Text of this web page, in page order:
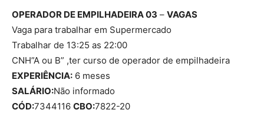
OPERADOR DE EMPILHADEIRA 03 – VAGAS
Vaga para trabalhar em Supermercado
Trabalhar de 13:25 as 22:00
CNH”A ou B” ,ter curso de operador de empilhadeira
EXPERIÊNCIA: 6 meses
SALÁRIO:Não informado
CÓD:7344116 CBO:7822-20